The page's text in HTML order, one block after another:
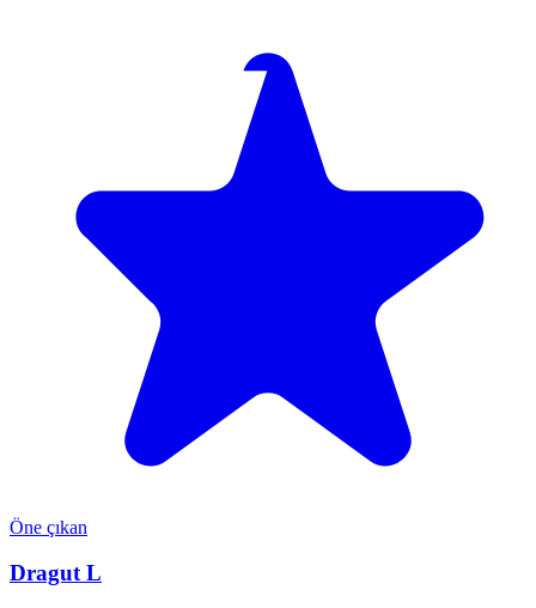
Öne çıkan
Dragut L